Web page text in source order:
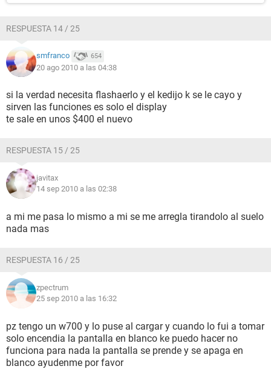
RESPUESTA 14 / 25
smfranco 654
20 ago 2010 a las 04:38
si la verdad necesita flashaerlo y el kedijo k se le cayo y
sirven las funciones es solo el display
te sale en unos $400 el nuevo
RESPUESTA 15 / 25
javitax
14 sep 2010 a las 02:38
a mi me pasa lo mismo a mi se me arregla tirandolo al suelo
nada mas
RESPUESTA 16 / 25
zpectrum
25 sep 2010 a las 16:32
pz tengo un w700 y lo puse al cargar y cuando lo fui a tomar
solo encendia la pantalla en blanco ke puedo hacer no
funciona para nada la pantalla se prende y se apaga en
blanco ayudenme por favor